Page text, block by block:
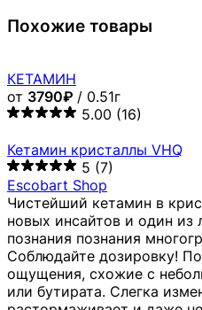
Похожие товары
КЕТАМИН
от 3790₽ / 0.51г
5.00 (16)
Кетамин кристаллы VHQ
5 (7)
Escobart Shop
Чистейший кетамин в
новых инсайтов и один из
познания познания
Соблюдайте дозировку!
ощущения, схожие с
или бутирата. Слегка